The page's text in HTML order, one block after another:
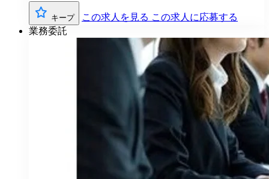
キープ この求人を見る この求人に応募する
業務委託